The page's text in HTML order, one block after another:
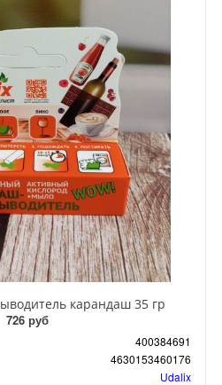
карандаш 35 гр
726 руб
400384691
4630153460176
Udalix